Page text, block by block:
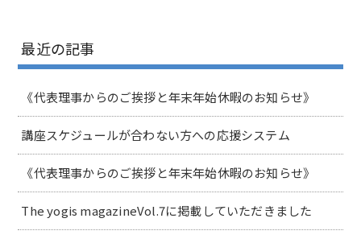
最近の記事
《代表理事からのご挨拶と年末年始休暇のお知らせ》
講座スケジュールが合わない方への応援システム
《代表理事からのご挨拶と年末年始休暇のお知らせ》
The yogis magazineVol.7に掲載していただきました